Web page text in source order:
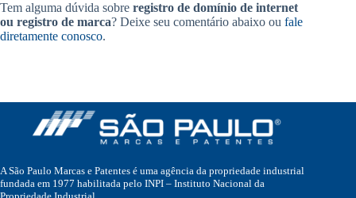
Tem alguma dúvida sobre registro de domínio de internet
ou registro de marca? Deixe seu comentário abaixo ou fale
diretamente conosco.
A São Paulo Marcas e Patentes é uma agência da propriedade industrial
fundada em 1977 habilitada pelo INPI – Instituto Nacional da